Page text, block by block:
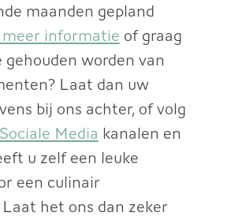
maanden gepland
informatie of graag
gehouden worden van
Laat dan uw
bij ons achter, of volg
Sociale Media kanalen en
u zelf een leuke
een culinair
het ons dan zeker